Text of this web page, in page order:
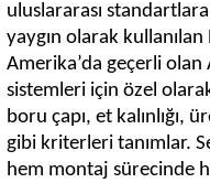
uluslararası
yaygın olarak
Amerika’da geçerli olan
sistemleri için özel
boru çapı, et kalınlığı,
gibi kriterleri tanımlar.
hem montaj sürecinde